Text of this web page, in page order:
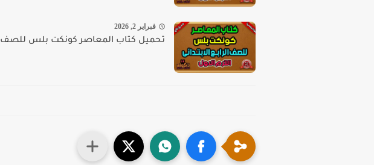
فبراير 2, 2026
تحميل كتاب المعاصر كونكت بلس للصف